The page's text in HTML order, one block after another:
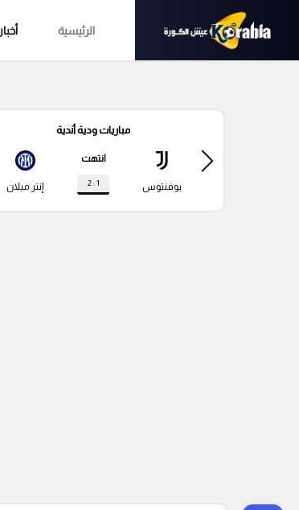
الرئيسية أخبار
مباريات ودية أندية
يوفنتوس
انتهت
1 : 2 إنتر ميلان